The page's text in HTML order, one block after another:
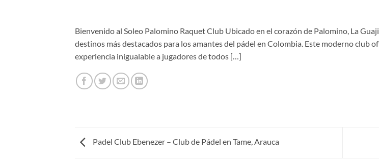
Bienvenido al Soleo Palomino Raquet Club Ubicado en el corazón de Palomino, La
destinos más destacados para los amantes del pádel en Colombia. Este moderno club
experiencia inigualable a jugadores de todos […]
Padel Club Ebenezer – Club de Pádel en Tame, Arauca